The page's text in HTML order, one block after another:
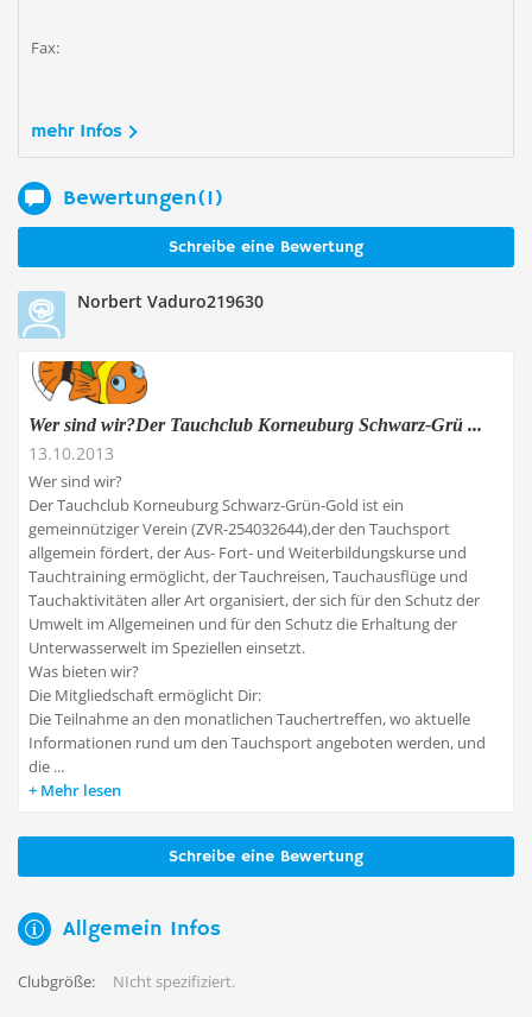
Fax:
mehr Infos
Bewertungen(1)
Schreibe eine Bewertung
Norbert Vaduro219630
Wer sind wir?Der Tauchclub Korneuburg Schwarz-Grü ...
13.10.2013
Wer sind wir?
Der Tauchclub Korneuburg Schwarz-Grün-Gold ist ein
gemeinnütziger Verein (ZVR-254032644),der den Tauchsport
allgemein fördert, der Aus- Fort- und Weiterbildungskurse und
Tauchtraining ermöglicht, der Tauchreisen, Tauchausflüge und
Tauchaktivitäten aller Art organisiert, der sich für den Schutz der
Umwelt im Allgemeinen und für den Schutz die Erhaltung der
Unterwasserwelt im Speziellen einsetzt.
Was bieten wir?
Die Mitgliedschaft ermöglicht Dir:
Die Teilnahme an den monatlichen Tauchertreffen, wo aktuelle
Informationen rund um den Tauchsport angeboten werden, und
die ...
Mehr lesen
Schreibe eine Bewertung
Allgemein Infos
Clubgröße: NIcht spezifiziert.